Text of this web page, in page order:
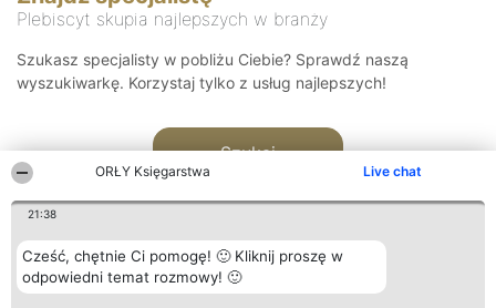
ORŁY Księgarstwa Live chat
21:38
Cześć, chętnie Ci pomogę! 🙂 Kliknij proszę w
odpowiedni temat rozmowy! 🙂
Plebiscyt skupia najlepszych w branży
Szukasz specjalisty w pobliżu Ciebie? Sprawdź naszą
wyszukiwarkę. Korzystaj tylko z usług najlepszych!
Szukaj